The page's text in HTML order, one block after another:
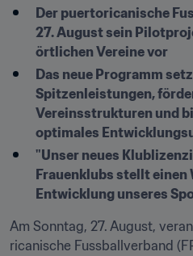
Der puertoricanische
27. August sein
örtlichen Vereine vor
Das neue Programm
Spitzenleistungen,
Vereinsstrukturen und
optimales
"Unser neues
Frauenklubs stellt einen
Entwicklung unseres
Am Sonntag, 27. August,
ricanische Fussballverband